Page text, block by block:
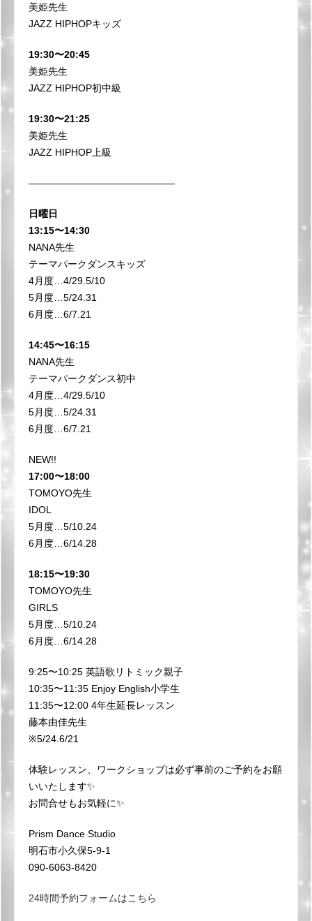
美姫先生
JAZZ HIPHOPキッズ
19:30〜20:45
美姫先生
JAZZ HIPHOP初中級
19:30〜21:25
美姫先生
JAZZ HIPHOP上級
⁡———————————————
日曜日
13:15〜14:30
NANA先生
テーマパークダンスキッズ
4月度…4/29.5/10
5月度…5/24.31
6月度…6/7.21
14:45〜16:15
NANA先生
テーマパークダンス初中
4月度…4/29.5/10
5月度…5/24.31
6月度…6/7.21
NEW!!
17:00〜18:00
TOMOYO先生
IDOL
5月度…5/10.24
6月度…6/14.28
18:15〜19:30
TOMOYO先生
GIRLS
5月度…5/10.24
6月度…6/14.28
⁡9:25〜10:25 英語歌リトミック親子
10:35〜11:35 Enjoy English小学生
11:35〜12:00 4年生延長レッスン
藤本由佳先生
※5/24.6/21
体験レッスン、ワークショップは必ず事前のご予約をお願
いいたします✨
お問合せもお気軽に✨
Prism Dance Studio
明石市小久保5-9-1
090-6063-8420
24時間予約フォームはこちら